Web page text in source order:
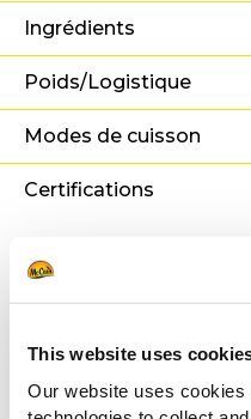
This website uses
Our website uses cookies
Ingrédients
Poids/Logistique
Modes de cuisson
Certifications
Recettes
BBQ Burger
SureCrisp